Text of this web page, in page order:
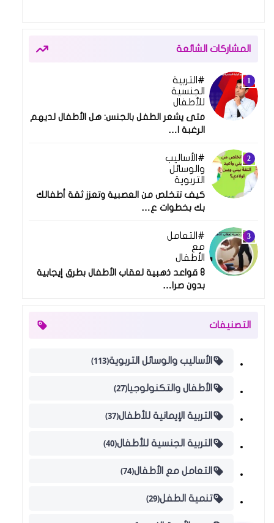
المشاركات الشائعة
التربية
الجنسية
للأطفال
متى يشعر الطفل بالجنس: هل الأطفال لديهم
الرغبة ا…
الأساليب
والوسائل
التربوية
كيف تتخلص من العصبية وتعزز ثقة أطفالك
بك بخطوات ع…
التعامل
مع
الأطفال
8 قواعد ذهبية لعقاب الأطفال بطرق إيجابية
بدون صرا…
التصنيفات
الأساليب والوسائل التربوية(113)
الأطفال والتكنولوجيا(27)
التربية الإيمانية للأطفال(37)
التربية الجنسية للأطفال(40)
التعامل مع الأطفال(74)
تنمية الطفل(29)